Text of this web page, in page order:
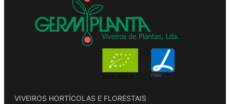
VIVEIROS HORTÍCOLAS E FLORESTAIS